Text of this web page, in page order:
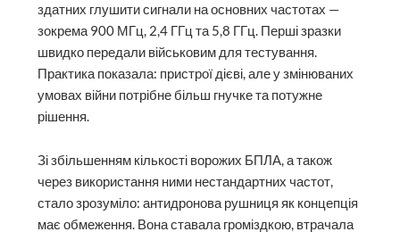
здатних глушити сигнали на основних частотах —
зокрема 900 МГц, 2,4 ГГц та 5,8 ГГц. Перші зразки
швидко передали військовим для тестування.
Практика показала: пристрої дієві, але у змінюваних
умовах війни потрібне більш гнучке та потужне
рішення.
Зі збільшенням кількості ворожих БПЛА, а також
через використання ними нестандартних частот,
стало зрозуміло: антидронова рушниця як концепція
має обмеження. Вона ставала громіздкою, втрачала